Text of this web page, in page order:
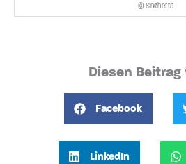
© Snøhetta
Diesen
Facebook
LinkedIn